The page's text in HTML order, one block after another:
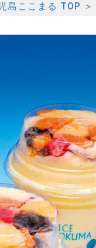
島ここまる TOP ＞